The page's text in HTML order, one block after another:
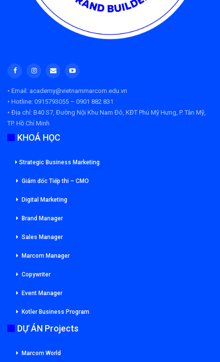
• Email: academy@vietnammarcom.edu.vn
• Hotline: 0915793055 – 0901 882 831
• Địa chỉ: B40 S7, Đường Nội Khu Nam Đô, KĐT Phú Mỹ Hưng, P. Tân Mỹ,
TP. Hồ Chí Minh
KHOÁ HỌC
Strategic Business Marketing
Giám đốc Tiếp thi – CMO
Digital Marketing
Brand Manager
Sales Manager
Marcom Manager
Copywriter
Event Manager
Kotler Business Program
DỰ ÁN Projects
Marcom World